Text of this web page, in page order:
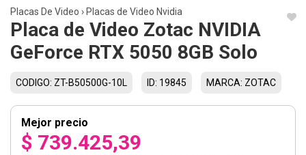
Placas De Video › Placas de Video Nvidia
Placa de Video Zotac NVIDIA
GeForce RTX 5050 8GB Solo
CODIGO: ZT-B50500G-10L ID: 19845 MARCA: ZOTAC
Mejor precio
$ 739.425,39